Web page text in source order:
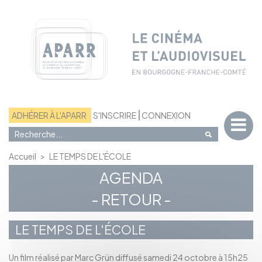
ADHÉRER À L'APARR S'INSCRIRE CONNEXION
Accueil > LE TEMPS DE L'ÉCOLE
AGENDA
- RETOUR -
LE TEMPS DE L'ÉCOLE
Un film réalisé par Marc Grün diffusé samedi 24 octobre à 15h25